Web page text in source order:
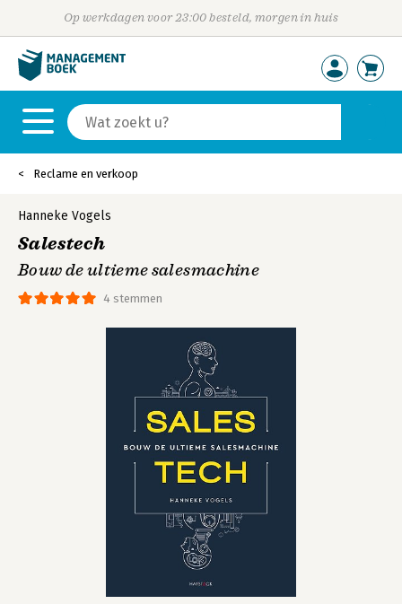
Op werkdagen voor 23:00 besteld, morgen in huis
Reclame en verkoop
4 stemmen
Hanneke Vogels
Salestech
Bouw de ultieme salesmachine